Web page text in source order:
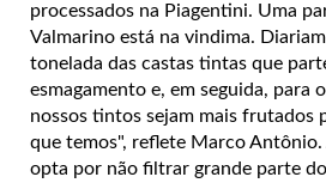
processados na Piagentini. Uma
Valmarino está na vindima.
tonelada das castas tintas que
esmagamento e, em seguida, para
nossos tintos sejam mais frutados
que temos", reflete Marco Antônio.
opta por não filtrar grande parte